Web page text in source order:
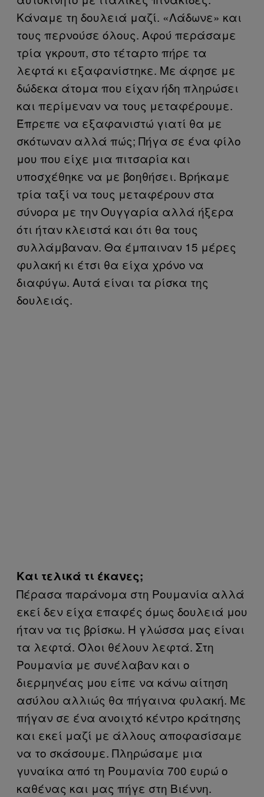
Κάναμε τη δουλειά μαζί. «Λάδωνε» και
τους περνούσε όλους. Αφού περάσαμε
τρία γκρουπ, στο τέταρτο πήρε τα
λεφτά κι εξαφανίστηκε. Με άφησε με
δώδεκα άτομα που είχαν ήδη πληρώσει
και περίμεναν να τους μεταφέρουμε.
Έπρεπε να εξαφανιστώ γιατί θα με
σκότωναν αλλά πώς; Πήγα σε ένα φίλο
μου που είχε μια πιτσαρία και
υποσχέθηκε να με βοηθήσει. Βρήκαμε
τρία ταξί να τους μεταφέρουν στα
σύνορα με την Ουγγαρία αλλά ήξερα
ότι ήταν κλειστά και ότι θα τους
συλλάμβαναν. Θα έμπαιναν 15 μέρες
φυλακή κι έτσι θα είχα χρόνο να
διαφύγω. Αυτά είναι τα ρίσκα της
δουλειάς.
Και τελικά τι έκανες;
Πέρασα παράνομα στη Ρουμανία αλλά
εκεί δεν είχα επαφές όμως δουλειά μου
ήταν να τις βρίσκω. Η γλώσσα μας είναι
τα λεφτά. Όλοι θέλουν λεφτά. Στη
Ρουμανία με συνέλαβαν και ο
διερμηνέας μου είπε να κάνω αίτηση
ασύλου αλλιώς θα πήγαινα φυλακή. Με
πήγαν σε ένα ανοιχτό κέντρο κράτησης
και εκεί μαζί με άλλους αποφασίσαμε
να το σκάσουμε. Πληρώσαμε μια
γυναίκα από τη Ρουμανία 700 ευρώ ο
καθένας και μας πήγε στη Βιέννη.